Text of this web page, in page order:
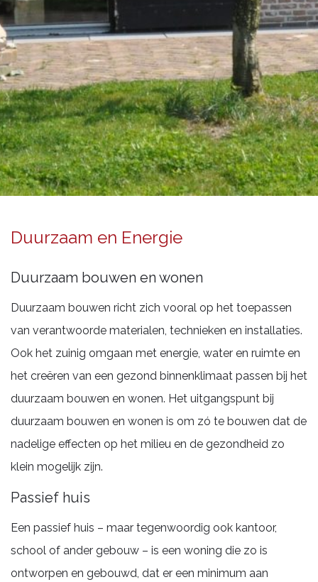
Duurzaam en Energie
Duurzaam en Energie
Duurzaam bouwen en wonen
Duurzaam bouwen richt zich vooral op het toepassen
van verantwoorde materialen, technieken en installaties.
Ook het zuinig omgaan met energie, water en ruimte en
het creëren van een gezond binnenklimaat passen bij het
duurzaam bouwen en wonen. Het uitgangspunt bij
duurzaam bouwen en wonen is om zó te bouwen dat de
nadelige effecten op het milieu en de gezondheid zo
klein mogelijk zijn.
Passief huis
Een passief huis – maar tegenwoordig ook kantoor,
school of ander gebouw – is een woning die zo is
ontworpen en gebouwd, dat er een minimum aan